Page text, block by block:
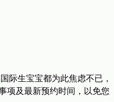
际生宝宝都为此焦虑不已，
项及最新预约时间，以免您